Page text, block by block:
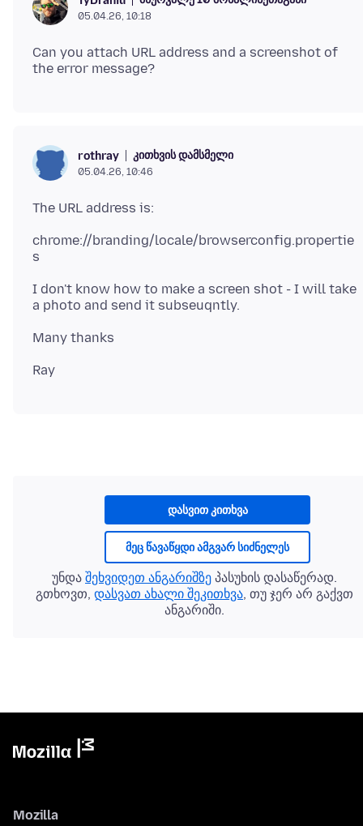
05.04.26, 10:18
Can you attach URL address and a screenshot of
rothray კითხვის დამსმელი
05.04.26, 10:46
chrome://branding/locale/browserconfig.propertie
I don't know how to make a screen shot - I will take
დასვით კითხვა
მეც წავაწყდი ამგვარ სიძნელეს
უნდა შეხვიდეთ ანგარიშზე პასუხის დასაწერად.
გთხოვთ, დასვათ ახალი შეკითხვა, თუ ჯერ არ გაქვთ
ანგარიში.
Mozilla